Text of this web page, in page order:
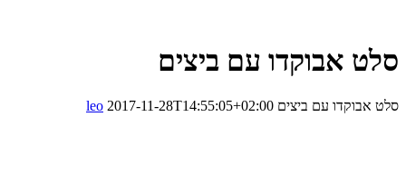
אבוקדו עם ביצים
אבוקדו עם ביצים leo 2017-11-28T14:55:05+02:00